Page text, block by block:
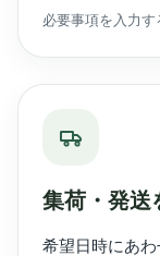
必要事項を入力す
集荷・発送
希望日時にあ